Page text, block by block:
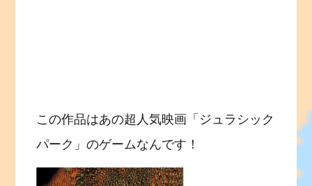
この作品はあの超人気映画「ジュラシック
パーク」のゲームなんです！